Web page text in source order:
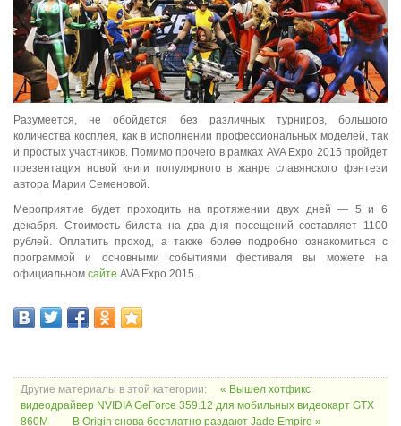
Разумеется, не обойдется без различных турниров, большого
количества косплея, как в исполнении профессиональных моделей, так
и простых участников. Помимо прочего в рамках AVA Expo 2015 пройдет
презентация новой книги популярного в жанре славянского фэнтези
автора Марии Семеновой.
Мероприятие будет проходить на протяжении двух дней — 5 и 6
декабря. Стоимость билета на два дня посещений составляет 1100
рублей. Оплатить проход, а также более подробно ознакомиться с
программой и основными событиями фестиваля вы можете на
официальном сайте AVA Expo 2015.
Другие материалы в этой категории:
« Вышел хотфикс
видеодрайвер NVIDIA GeForce 359.12 для мобильных видеокарт GTX
860M
В Origin снова бесплатно раздают Jade Empire »